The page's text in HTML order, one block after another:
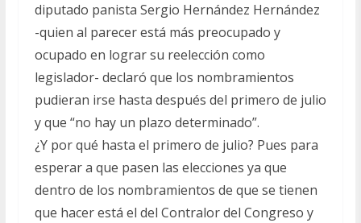
diputado panista Sergio Hernández Hernández
-quien al parecer está más preocupado y
ocupado en lograr su reelección como
legislador- declaró que los nombramientos
pudieran irse hasta después del primero de julio
y que “no hay un plazo determinado”.
¿Y por qué hasta el primero de julio? Pues para
esperar a que pasen las elecciones ya que
dentro de los nombramientos de que se tienen
que hacer está el del Contralor del Congreso y